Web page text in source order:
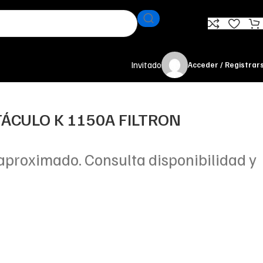
Invitado Acceder /
K 1150A FILTRON
Consulta disponibilidad y